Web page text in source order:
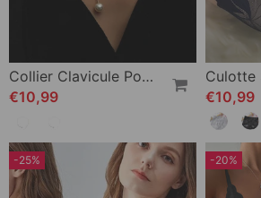
Collier Clavicule Pour Femme Avec Fausse Perle
€10,99
€10,99
-25% -20%